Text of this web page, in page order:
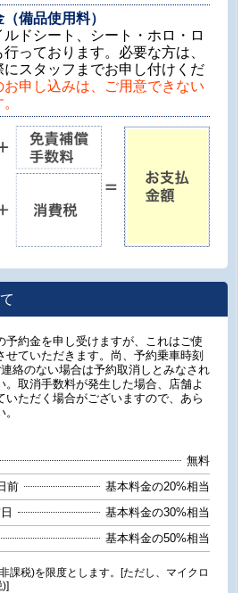
備品使用料）
ドシート、シート・ホロ・ロ
っております。必要な方は、
にスタッフまでお申し付けくだ
お申し込みは、ご用意できない
予約金を申し受けますが、これはご使
せていただきます。尚、予約乗車時刻
絡のない場合は予約取消しとみなされ
。取消手数料が発生した場合、店舗よ
いただく場合がございますので、あら
無料
前
基本料金の20%相当
基本料金の30%相当
基本料金の50%相当
課税)を限度とします。[ただし、マイクロ
)]